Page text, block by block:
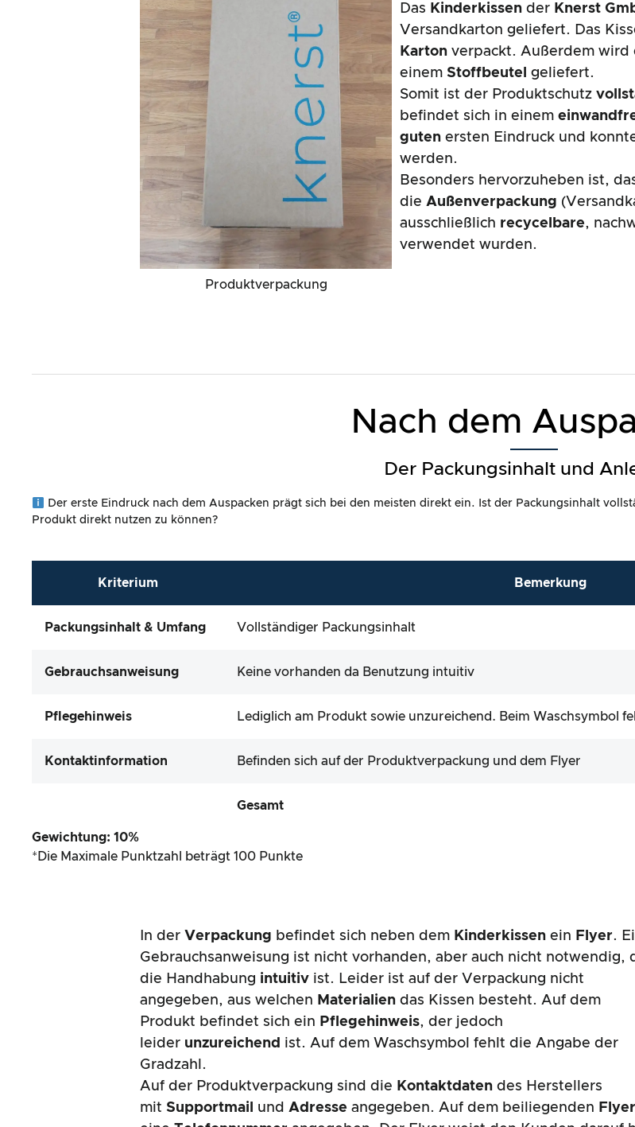
Produktverpackung
Das Kinderkissender Knerst
Versandkarton geliefert. Das
Karton verpackt. Außerdem wird
einemStoffbeutelgeliefert.
Somit ist der Produktschutz
befindet sich in einem
guten ersten Eindruck und
werden.
Besonders hervorzuheben ist,
dieAußenverpackung
ausschließlich recycelbare,
verwendet wurden.
Nach dem
Der Packungsinhalt und
Der erste Eindruck nach dem Auspacken prägt sich bei den meisten direkt ein. Ist der Packungsinhalt
Produkt direkt nutzen zu können?
Kriterium Bemerkung
Packungsinhalt & Umfang Vollständiger Packungsinhalt
Gebrauchsanweisung Keine vorhanden da Benutzung intuitiv
Pflegehinweis Lediglich am Produkt sowie unzureichend. Beim Waschsymbol
Kontaktinformation Befinden sich auf der Produktverpackung und dem Flyer
Gesamt
Gewichtung: 10%
*Die Maximale Punktzahl beträgt 100 Punkte
In der Verpackung befindet sich neben dem Kinderkissenein Flyer.
Gebrauchsanweisung ist nicht vorhanden, aber auch nicht notwendig,
die Handhabung intuitiv ist. Leider ist auf der Verpackung nicht
angegeben, aus welchen Materialiendas Kissen besteht. Auf dem
Produkt befindet sich ein Pflegehinweis, der jedoch
leider unzureichend ist. Auf dem Waschsymbol fehlt die Angabe der
Gradzahl.
Auf der Produktverpackung sind die Kontaktdatendes Herstellers
mitSupportmail und Adresseangegeben. Auf dem beiliegenden Flyer